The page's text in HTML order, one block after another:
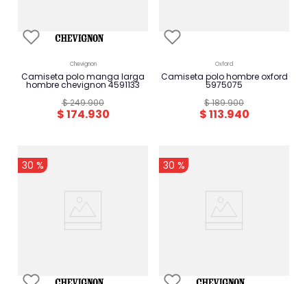
chevignon
camiseta polo manga larga
hombre chevignon 4591133
$249.900
$174.930
oxford
camiseta polo hombre oxford
5975075
$189.900
$113.940
30 % 30 %